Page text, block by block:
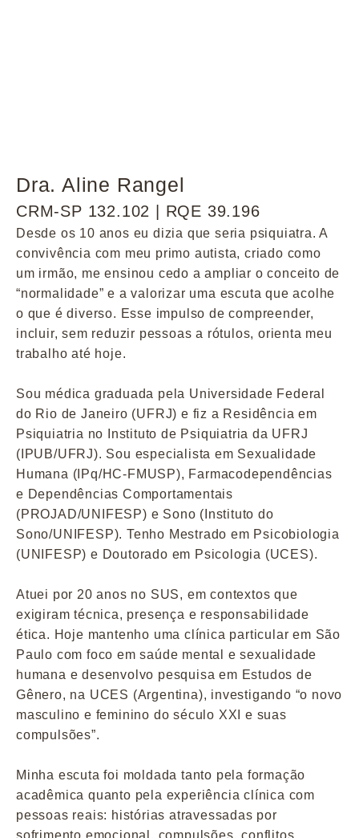
Dra. Aline Rangel
CRM-SP 132.102 | RQE 39.196
Desde os 10 anos eu dizia que seria psiquiatra. A
convivência com meu primo autista, criado como
um irmão, me ensinou cedo a ampliar o conceito de
“normalidade” e a valorizar uma escuta que acolhe
o que é diverso. Esse impulso de compreender,
incluir, sem reduzir pessoas a rótulos, orienta meu
trabalho até hoje.
Sou médica graduada pela Universidade Federal
do Rio de Janeiro (UFRJ) e fiz a Residência em
Psiquiatria no Instituto de Psiquiatria da UFRJ
(IPUB/UFRJ). Sou especialista em Sexualidade
Humana (IPq/HC-FMUSP), Farmacodependências
e Dependências Comportamentais
(PROJAD/UNIFESP) e Sono (Instituto do
Sono/UNIFESP). Tenho Mestrado em Psicobiologia
(UNIFESP) e Doutorado em Psicologia (UCES).
Atuei por 20 anos no SUS, em contextos que
exigiram técnica, presença e responsabilidade
ética. Hoje mantenho uma clínica particular em São
Paulo com foco em saúde mental e sexualidade
humana e desenvolvo pesquisa em Estudos de
Gênero, na UCES (Argentina), investigando “o novo
masculino e feminino do século XXI e suas
compulsões”.
Minha escuta foi moldada tanto pela formação
acadêmica quanto pela experiência clínica com
pessoas reais: histórias atravessadas por
sofrimento emocional, compulsões, conflitos